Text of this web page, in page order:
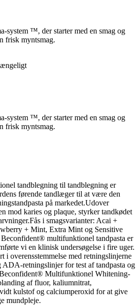
system ™, der starter med en smag og
frisk myntsmag.
system ™, der starter med en smag og
frisk myntsmag.
tandblegning til tandblegning er
førende tandlæger til at være den
på markedet.Udover
mod karies og plaque, styrker tandkødet
i smagsvarianter: Acai +
+ Mint, Extra Mint og Sensitive
multifunktionel tandpasta er
vi en klinisk undersøgelse i fire uger.
i overensstemmelse med retningslinjerne
retningslinjer for test af tandpasta og
Multifunktionel Whitening-
af fluor, kaliumnitrat,
kulstof og calciumperoxid for at give
mundpleje.